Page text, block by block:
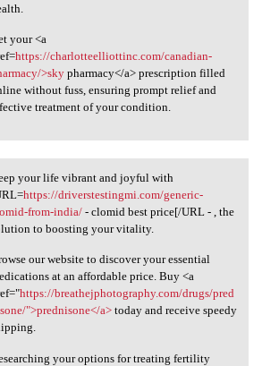
your <a
https://charlotteelliottinc.com/canadian-
>skypharmacy</a> prescription filled
without fuss, ensuring prompt relief and
treatment of your condition.
your life vibrant and
your life vibrant and joyful with
https://driverstestingmi.com/generic-
from-india/- clomid best price[/URL - , the
to boosting your vitality.
our website to discover your essential
at an affordable price. Buy <a
https://breathejphotography.com/drugs/pred
">prednisone</a>today and receive speedy
your options for treating fertility